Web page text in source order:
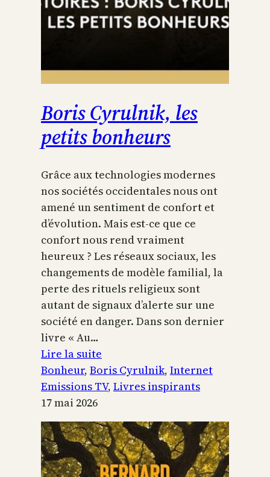
Boris Cyrulnik, les
petits bonheurs
Grâce aux technologies modernes
nos sociétés occidentales nous ont
amené un sentiment de confort et
d’évolution. Mais est-ce que ce
confort nous rend vraiment
heureux ? Les réseaux sociaux, les
changements de modèle familial, la
perte des rituels religieux sont
autant de signaux d’alerte sur une
société en danger. Dans son dernier
livre « Au…
Lire la suite
Boris
Cyrulnik,
petits
bonheurs
Bonheur, Boris Cyrulnik, Internet
Emissions TV, Livres inspirants
17 mai 2026